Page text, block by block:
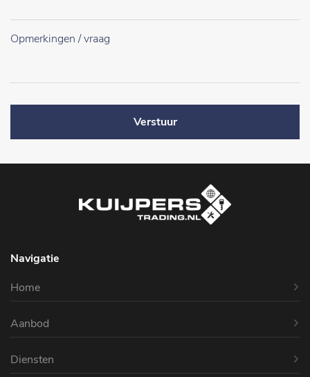
Verstuur
Navigatie
Home
Aanbod
Diensten